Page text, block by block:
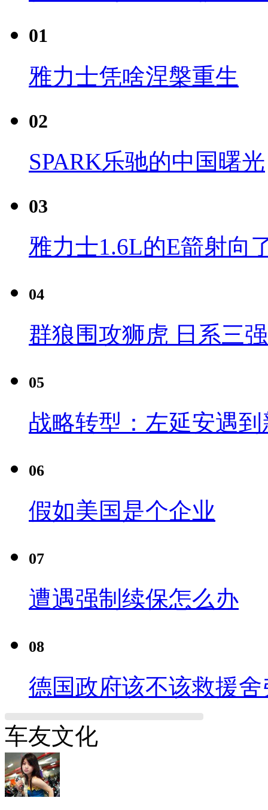
01
雅力士凭啥涅槃重生
02
SPARK乐驰的中国曙光
03
雅力士1.6L的E箭射向
04
群狼围攻狮虎 日系三
05
战略转型：左延安遇
06
假如美国是个企业
07
遭遇强制续保怎么办
08
德国政府该不该救援舍
车友文化